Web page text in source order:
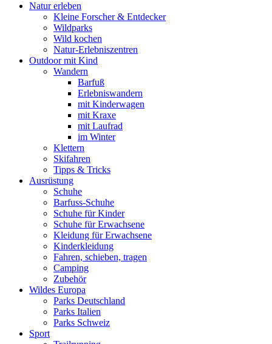
Natur erleben
Kleine Forscher & Entdecker
Wildparks
Wild kochen
Natur-Erlebniszentren
Outdoor mit Kind
Wandern
Barfuß
Erlebniswandern
mit Kinderwagen
mit Kraxe
mit Laufrad
im Winter
Klettern
Skifahren
Tipps & Tricks
Ausrüstung
Schuhe
Barfuss-Schuhe
Schuhe für Kinder
Schuhe für Erwachsene
Kleidung für Erwachsene
Kinderkleidung
Fahren, schieben, tragen
Camping
Zubehör
Wildes Europa
Parks Deutschland
Parks Italien
Parks Schweiz
Sport